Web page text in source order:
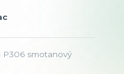
P306 smotanový